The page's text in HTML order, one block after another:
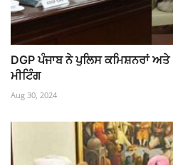
DGP ਪੰਜਾਬ ਨੇ ਪੁਲਿਸ ਕਮਿਸ਼ਨਰਾਂ ਅਤੇ
ਮੀਟਿੰਗ
Aug 30, 2024